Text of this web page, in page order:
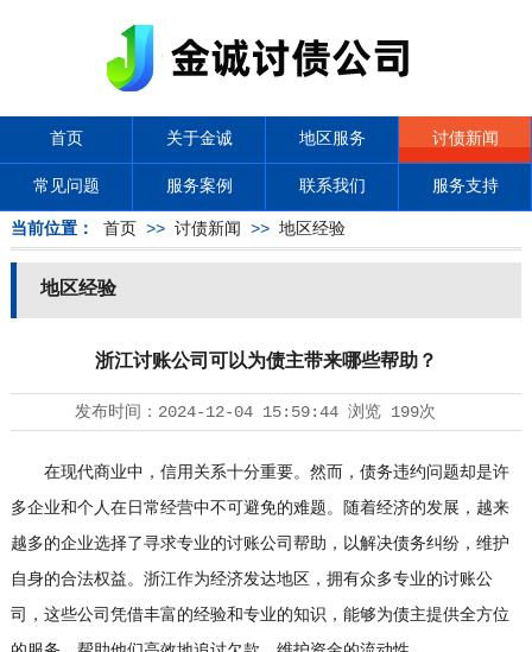
首页 关于金诚 地区服务 讨债新闻
常见问题 服务案例 联系我们 服务支持
当前位置： 首页 >> 讨债新闻 >> 地区经验
地区经验
浙江讨账公司可以为债主带来哪些帮助？
发布时间： 2024-12-04 15:59:44浏览 199次
在现代商业中，信用关系十分重要。然而，债务违约问题却是许
多企业和个人在日常经营中不可避免的难题。随着经济的发展，越来
越多的企业选择了寻求专业的讨账公司帮助，以解决债务纠纷，维护
自身的合法权益。浙江作为经济发达地区，拥有众多专业的讨账公
司，这些公司凭借丰富的经验和专业的知识，能够为债主提供全方位